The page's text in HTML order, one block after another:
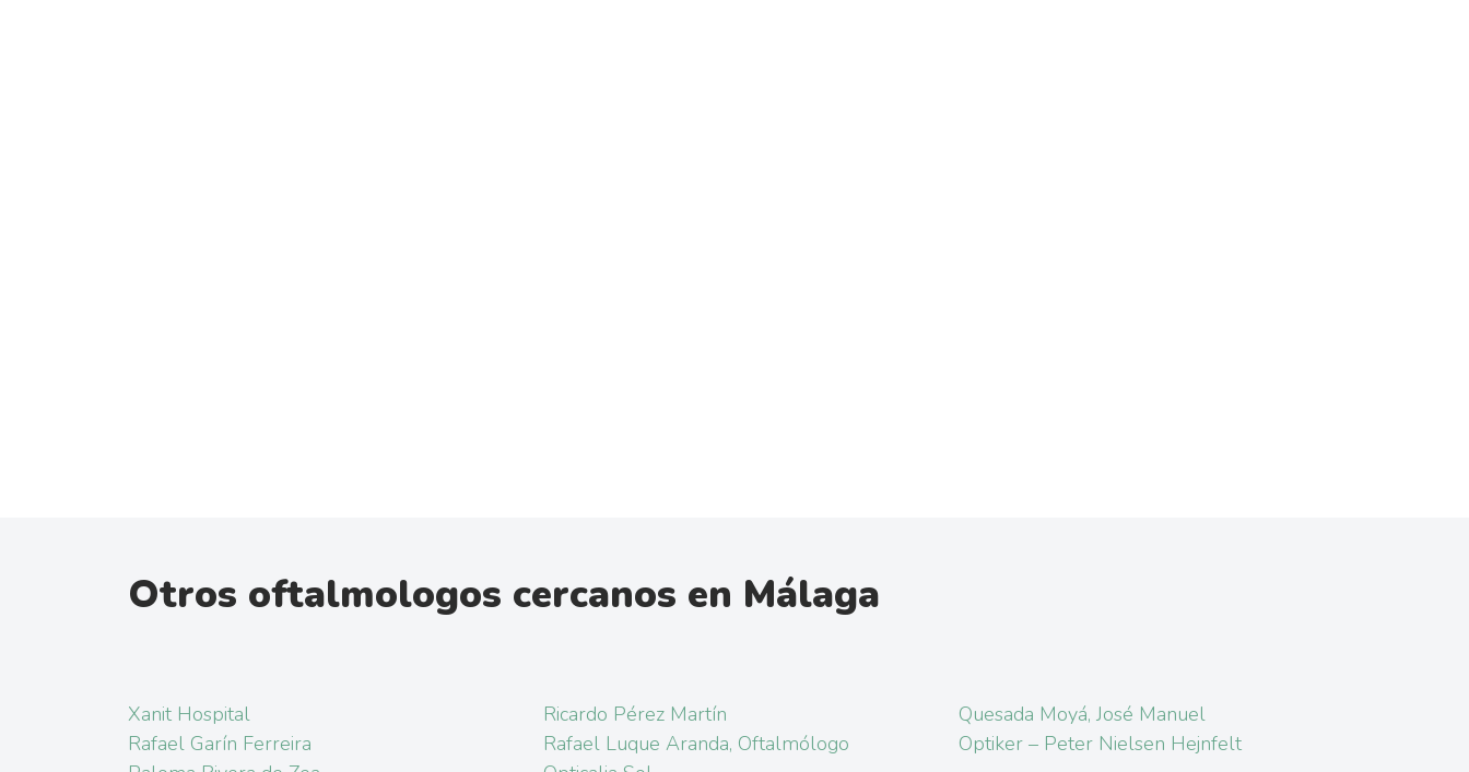
Otros oftalmologos cercanos en Málaga
Xanit Hospital Ricardo Pérez Martín
Quesada Moyá, José Manuel
Rafael Garín Ferreira
Rafael Luque Aranda, Oftalmólogo
Optiker – Peter Nielsen Hejnfelt